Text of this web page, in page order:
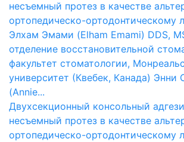
несъемный протез в качестве
ортопедическо-ортодонтическому
Элхам Эмами (Elham Emami) DDS,
отделение восстановительной
факультет стоматологии,
университет (Квебек, Канада)
(Annie...
Двухсекционный консольный
несъемный протез в качестве
ортопедическо-ортодонтическому